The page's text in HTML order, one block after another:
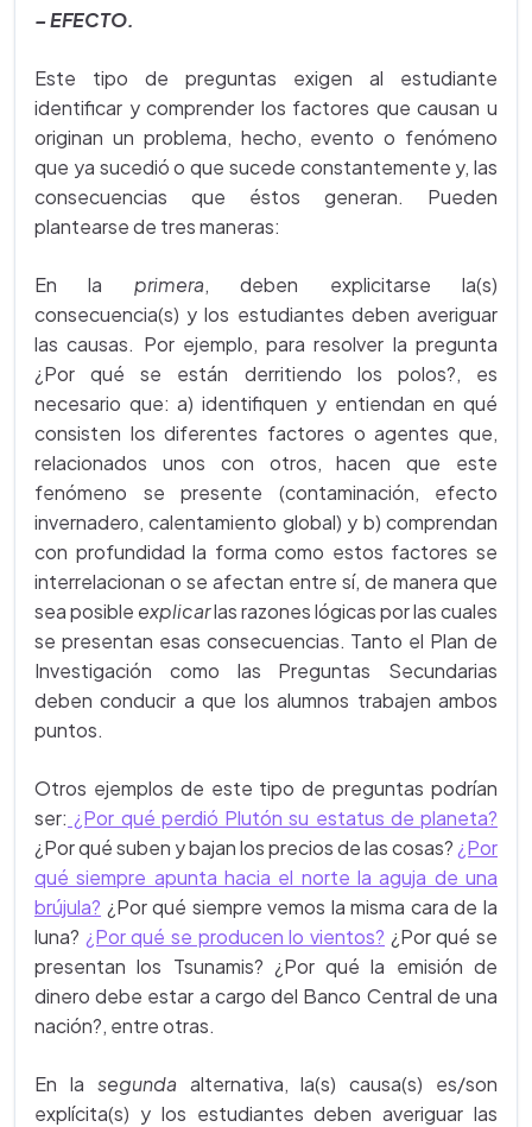
– EFECTO.
Este tipo de preguntas exigen al estudiante
identificar y comprender los factores que causan u
originan un problema, hecho, evento o fenómeno
que ya sucedió o que sucede constantemente y, las
consecuencias que éstos generan. Pueden
plantearse de tres maneras:
En la primera, deben explicitarse la(s)
consecuencia(s) y los estudiantes deben averiguar
las causas. Por ejemplo, para resolver la pregunta
¿Por qué se están derritiendo los polos?, es
necesario que: a) identifiquen y entiendan en qué
consisten los diferentes factores o agentes que,
relacionados unos con otros, hacen que este
fenómeno se presente (contaminación, efecto
invernadero, calentamiento global) y b) comprendan
con profundidad la forma como estos factores se
interrelacionan o se afectan entre sí, de manera que
sea posible explicarlas razones lógicas por las cuales
se presentan esas consecuencias. Tanto el Plan de
Investigación como las Preguntas Secundarias
deben conducir a que los alumnos trabajen ambos
puntos.
Otros ejemplos de este tipo de preguntas podrían
ser: ¿Por qué perdió Plutón su estatus de planeta?
¿Por qué suben y bajan los precios de las cosas? ¿Por
qué siempre apunta hacia el norte la aguja de una
brújula? ¿Por qué siempre vemos la misma cara de la
luna? ¿Por qué se producen lo vientos? ¿Por qué se
presentan los Tsunamis? ¿Por qué la emisión de
dinero debe estar a cargo del Banco Central de una
nación?, entre otras.
En la segunda alternativa, la(s) causa(s) es/son
explícita(s) y los estudiantes deben averiguar las